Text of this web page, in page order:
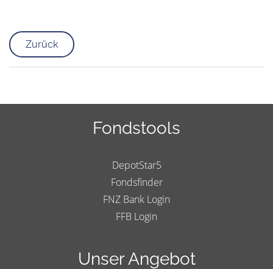
Zurück
Fondstools
DepotStar5
Fondsfinder
FNZ Bank Login
FFB Login
Unser Angebot